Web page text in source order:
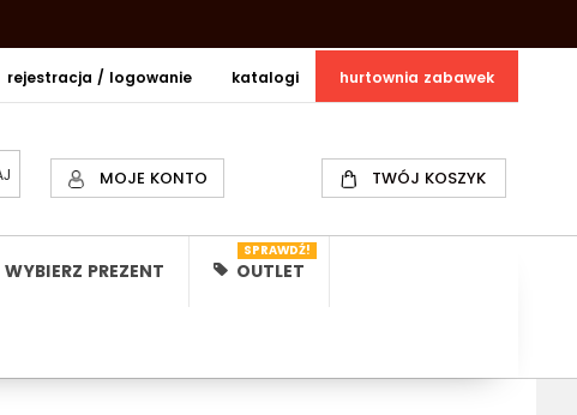
hurtownia zabawek
katalogi
rejestracja / logowanie
MOJE KONTO TWÓJ KOSZYK
WYBIERZ PREZENT OUTLET
SPRAWDŹ!